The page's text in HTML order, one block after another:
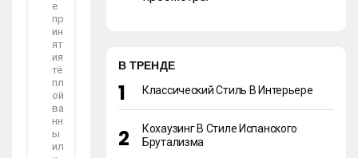
е
пр
ин
ят
ия
тё
пл
ой
ва
нн
ы
ил
В ТРЕНДЕ
Классический Стиль В Интерьере
Кохаузинг В Стиле Испанского
Брутализма